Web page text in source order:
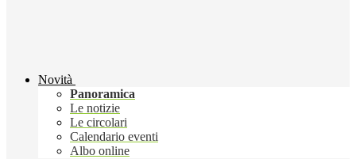
Novità
Panoramica
Le notizie
Le circolari
Calendario eventi
Albo online